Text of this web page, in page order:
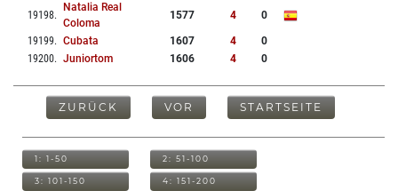
19198.
Natalia Real
Coloma
1577 4 0
19199. Cubata 1607 4
0
19200. Juniortom 1606 4 0
ZURÜCK VOR STARTSEITE
1: 1-50 2: 51-100
3: 101-150 4: 151-200